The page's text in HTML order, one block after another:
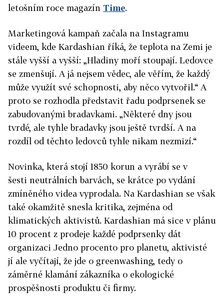
letošním roce magazín Time.
Marketingová kampaň začala na Instagramu
videem, kde Kardashian říká, že teplota na Zemi je
stále vyšší a vyšší: „Hladiny moří stoupají. Ledovce
se zmenšují. A já nejsem vědec, ale věřím, že každý
může využít své schopnosti, aby něco vytvořil.“ A
proto se rozhodla představit řadu podprsenek se
zabudovanými bradavkami. „Některé dny jsou
tvrdé, ale tyhle bradavky jsou ještě tvrdší. A na
rozdíl od těchto ledovců tyhle nikam nezmizí.“
Novinka, která stojí 1850 korun a vyrábí se v
šesti neutrálních barvách, se krátce po vydání
zmíněného videa vyprodala. Na Kardashian se však
také okamžitě snesla kritika, zejména od
klimatických aktivistů. Kardashian má sice v plánu
10 procent z prodeje každé podprsenky dát
organizaci Jedno procento pro planetu, aktivisté
jí ale vyčítají, že jde o greenwashing, tedy o
záměrné klamání zákazníka o ekologické
prospěšnosti produktu či firmy.